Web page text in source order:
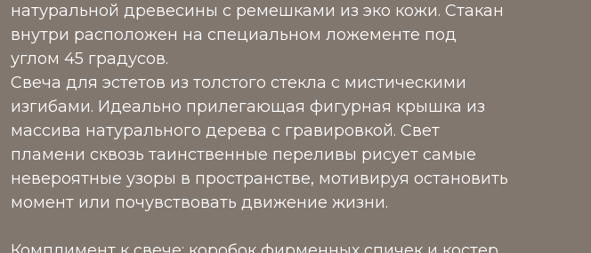
натуральной древесины с ремешками из эко кожи. Стакан
внутри расположен на специальном ложементе под
углом 45 градусов.
Свеча для эстетов из толстого стекла с мистическими
изгибами. Идеально прилегающая фигурная крышка из
массива натурального дерева с гравировкой. Свет
пламени сквозь таинственные переливы рисует самые
невероятные узоры в пространстве, мотивируя остановить
момент или почувствовать движение жизни.